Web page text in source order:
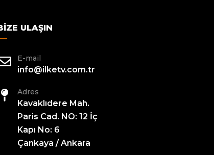
ULAŞIN
E-mail
info@ilketv.com.tr
Adres
Kavaklıdere Mah.
Paris Cad. NO: 12 İç
Kapı No: 6
Çankaya / Ankara